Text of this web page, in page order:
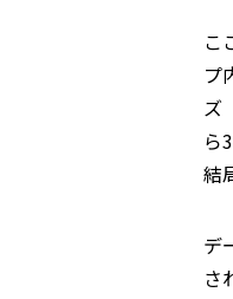
こ
プ
ズ
ら
結
デ
さ